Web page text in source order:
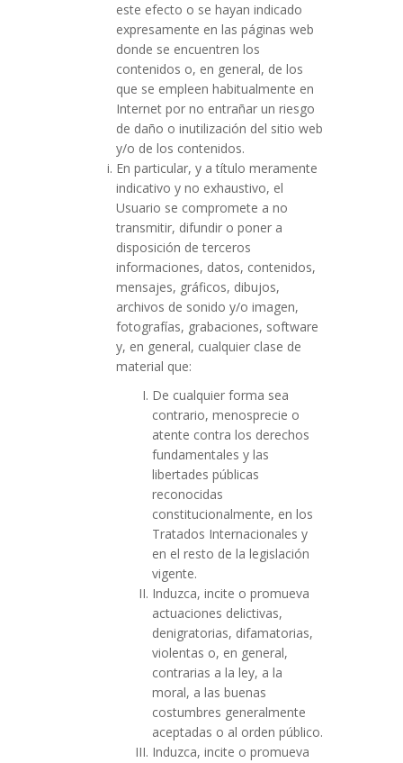
este efecto o se hayan indicado
expresamente en las páginas web
donde se encuentren los
contenidos o, en general, de los
que se empleen habitualmente en
Internet por no entrañar un riesgo
de daño o inutilización del sitio web
y/o de los contenidos.
En particular, y a título meramente
indicativo y no exhaustivo, el
Usuario se compromete a no
transmitir, difundir o poner a
disposición de terceros
informaciones, datos, contenidos,
mensajes, gráficos, dibujos,
archivos de sonido y/o imagen,
fotografías, grabaciones, software
y, en general, cualquier clase de
material que:
De cualquier forma sea
contrario, menosprecie o
atente contra los derechos
fundamentales y las
libertades públicas
reconocidas
constitucionalmente, en los
Tratados Internacionales y
en el resto de la legislación
vigente.
Induzca, incite o promueva
actuaciones delictivas,
denigratorias, difamatorias,
violentas o, en general,
contrarias a la ley, a la
moral, a las buenas
costumbres generalmente
aceptadas o al orden público.
Induzca, incite o promueva